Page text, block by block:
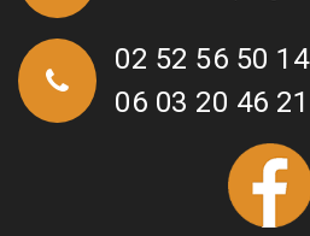
02 52 56 50 14
06 03 20 46 21